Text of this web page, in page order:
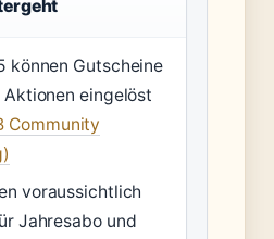
können Gutscheine
eingelöst
Community
voraussichtlich
Jahresabo und